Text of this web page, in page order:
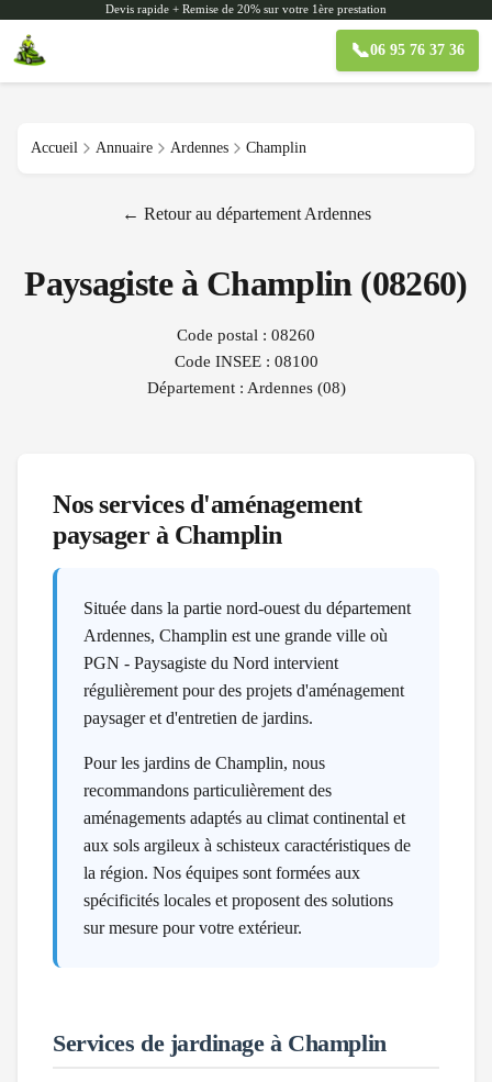
Devis rapide + Remise de 20% sur votre 1ère prestation
📞06 95 76 37 36
Accueil Annuaire Ardennes Champlin
← Retour au département Ardennes
Paysagiste à Champlin (08260)
Code postal : 08260
Code INSEE : 08100
Département : Ardennes(08)
Nos services d'aménagement
paysager à Champlin
Située dans la partie nord-ouest du département
Ardennes, Champlin est une grande ville où
PGN - Paysagiste du Nord intervient
régulièrement pour des projets d'aménagement
paysager et d'entretien de jardins.
Pour les jardins de Champlin, nous
recommandons particulièrement des
aménagements adaptés au climat continental et
aux sols argileux à schisteux caractéristiques de
la région. Nos équipes sont formées aux
spécificités locales et proposent des solutions
sur mesure pour votre extérieur.
Services de jardinage à Champlin